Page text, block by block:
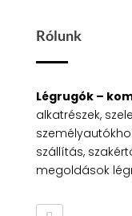
Rólunk
Légrugók –
alkatrészek,
szállítás,
megoldások